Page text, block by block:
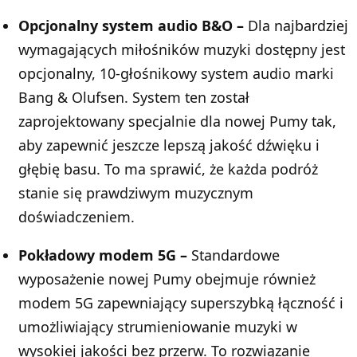
Opcjonalny system audio B&O – Dla najbardziej
wymagających miłośników muzyki dostępny jest
opcjonalny, 10-głośnikowy system audio marki
Bang & Olufsen. System ten został
zaprojektowany specjalnie dla nowej Pumy tak,
aby zapewnić jeszcze lepszą jakość dźwięku i
głębię basu. To ma sprawić, że każda podróż
stanie się prawdziwym muzycznym
doświadczeniem.
Pokładowy modem 5G – Standardowe
wyposażenie nowej Pumy obejmuje również
modem 5G zapewniający superszybką łączność i
umożliwiający strumieniowanie muzyki w
wysokiej jakości bez przerw. To rozwiązanie